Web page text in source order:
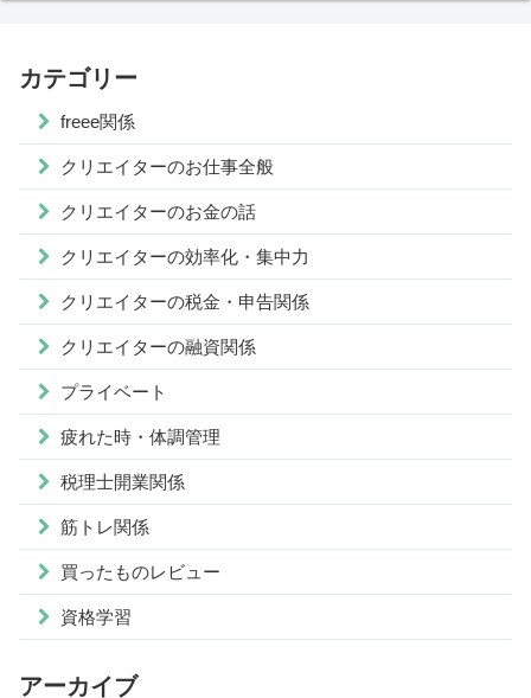
カテゴリー
freee関係
クリエイターのお仕事全般
クリエイターのお金の話
クリエイターの効率化・集中力
クリエイターの税金・申告関係
クリエイターの融資関係
プライベート
疲れた時・体調管理
税理士開業関係
筋トレ関係
買ったものレビュー
資格学習
アーカイブ